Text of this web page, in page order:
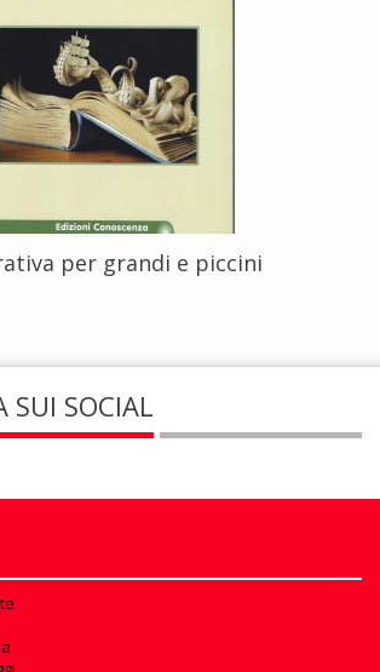
per grandi e piccini
SUI SOCIAL